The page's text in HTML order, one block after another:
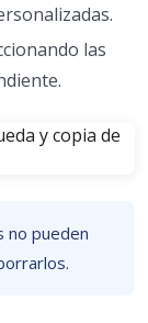
las
no pueden